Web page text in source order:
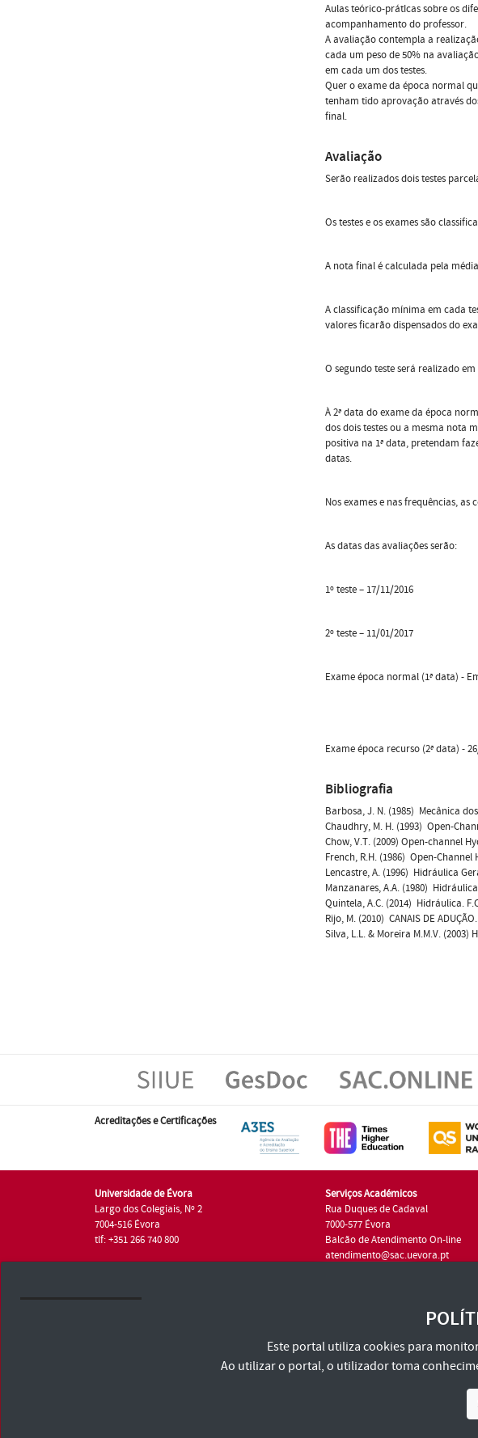
Aulas teórico-prátIcas sobre os
acompanhamento do professor.
A avaliação contempla a
cada um peso de 50% na
em cada um dos testes.
Quer o exame da época normal
tenham tido aprovação através
final.
Avaliação
Serão realizados dois testes
Os testes e os exames são
A nota final é calculada pela
A classificação mínima em cada
valores ficarão dispensados do
O segundo teste será realizado
À 2ª data do exame da época
dos dois testes ou a mesma nota
positiva na 1ª data, pretendam
datas.
Nos exames e nas frequências,
As datas das avaliações serão:
1º teste – 17/11/2016
2º teste – 11/01/2017
Exame época normal (1ª data) -
Exame época recurso (2ª data) -
Bibliografia
Barbosa, J. N. (1985)  Mecânica
Chaudhry, M. H. (1993)  Open-
Chow, V.T. (2009) Open-channel
French, R.H. (1986)  Open-
Lencastre, A. (1996)  Hidráulica
Manzanares, A.A. (1980) 
Quintela, A.C. (2014)  Hidráulica.
Rijo, M. (2010)  CANAIS DE
Silva, L.L. & Moreira M.M.V.
Acreditações e Certificações
Universidade de Évora
Largo dos Colegiais, Nº 2
7004-516 Évora
tlf: +351 266 740 800
Serviços Académicos
Rua Duques de Cadaval
7000-577 Évora
Balcão de Atendimento On-line
atendimento@sac.uevora.pt
Consulte os Termos e Condições e Política de PrivacidadeEste portal utiliza cookies para
Ao utilizar o portal, o utilizador toma